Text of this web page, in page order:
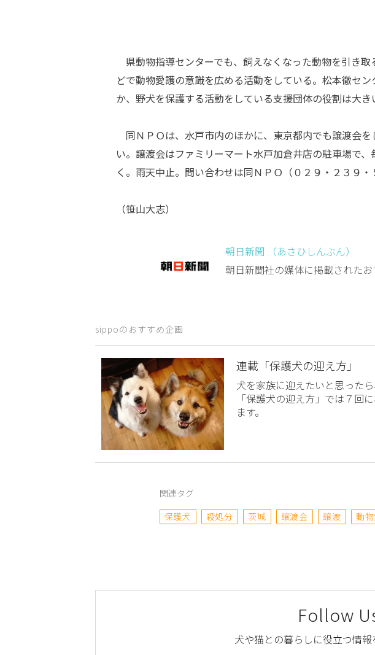
県動物指導センターでも、飼えなくなった動物を引き
どで動物愛護の意識を広める活動をしている。松本徹セ
か、野犬を保護する活動をしている支援団体の役割は大き
同ＮＰＯは、水戸市内のほかに、東京都内でも譲渡会
い。譲渡会はファミリーマート水戸加倉井店の駐車場で
く。雨天中止。問い合わせは同ＮＰＯ（０２９・２３９・
（笹山大志）
朝日新聞 （あさひしんぶん）
朝日新聞社の媒体に掲載されたお
sippoのおすすめ企画
連載「保護犬の迎え方」
犬を家族に迎えたいと思った
「保護犬の迎え方」では７回
ます。
関連タグ
保護犬
殺処分 茨城 譲渡会 譲渡 動
Follow
犬や猫との暮らしに役立つ情報